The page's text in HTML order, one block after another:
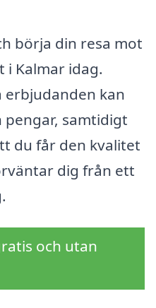
börja din resa mot
i Kalmar idag.
erbjudanden kan
pengar, samtidigt
du får den kvalitet
dig från ett
och utan